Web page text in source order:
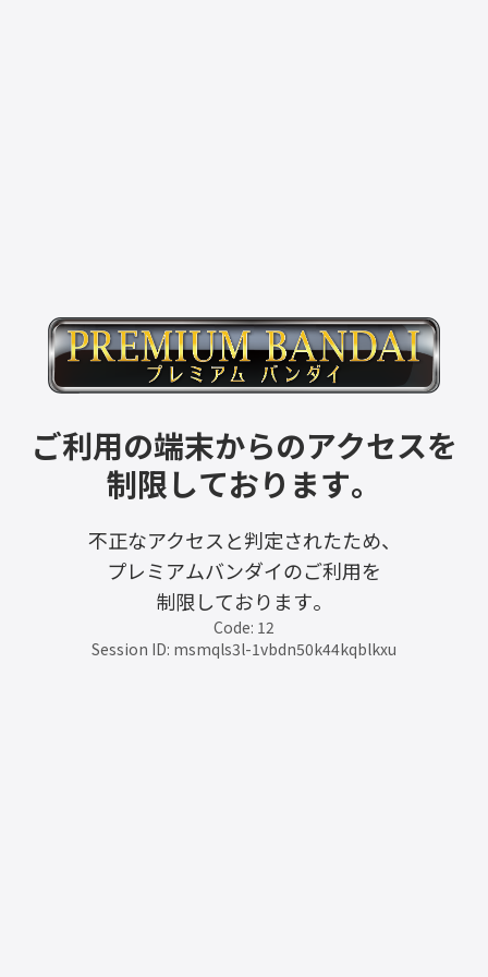
ご利用の端末からのアクセスを
制限しております。
不正なアクセスと判定されたため、
プレミアムバンダイのご利用を
制限しております。
Code: 12
Session ID: msmqls3l-1vbdn50k44kqblkxu